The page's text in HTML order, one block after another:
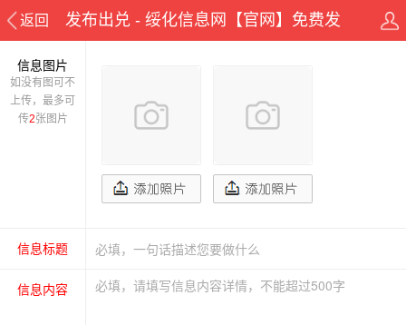
返回 发布出兑 - 绥化信息网【官网】免费发
信息图片
如没有图可不
上传，最多可
传2张图片
信息标题
信息内容